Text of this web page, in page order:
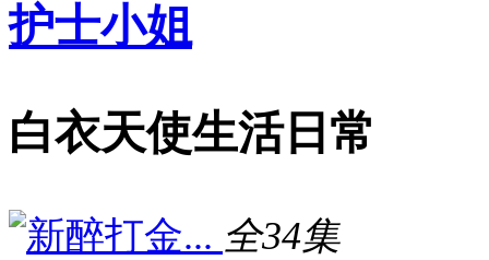
护士小姐
白衣天使生活日常
全34集